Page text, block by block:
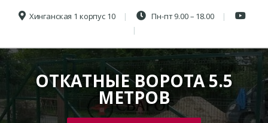
Хинганская 1 корпус 10 Пн-пт 9.00 – 18.00
ОТКАТНЫЕ ВОРОТА 5.5
МЕТРОВ